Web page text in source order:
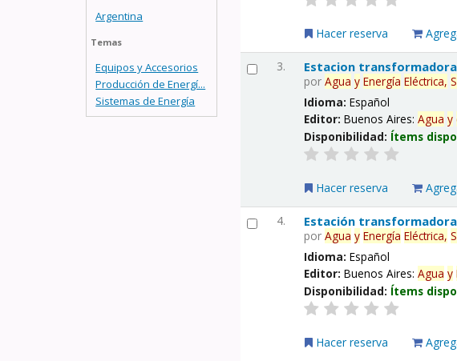
Argentina
Temas
Equipos y Accesorios
Producción de Energí...
Sistemas de Energía
Hacer reserva
3. Estacion
porAgua y Energía Eléctrica,
Idioma:Español
Editor:Buenos Aires:Agua y
Disponibilidad: Ítems
Hacer reserva
4. Estación
porAgua y Energía Eléctrica,
Idioma:Español
Editor:Buenos Aires:Agua y
Disponibilidad: Ítems
Hacer reserva